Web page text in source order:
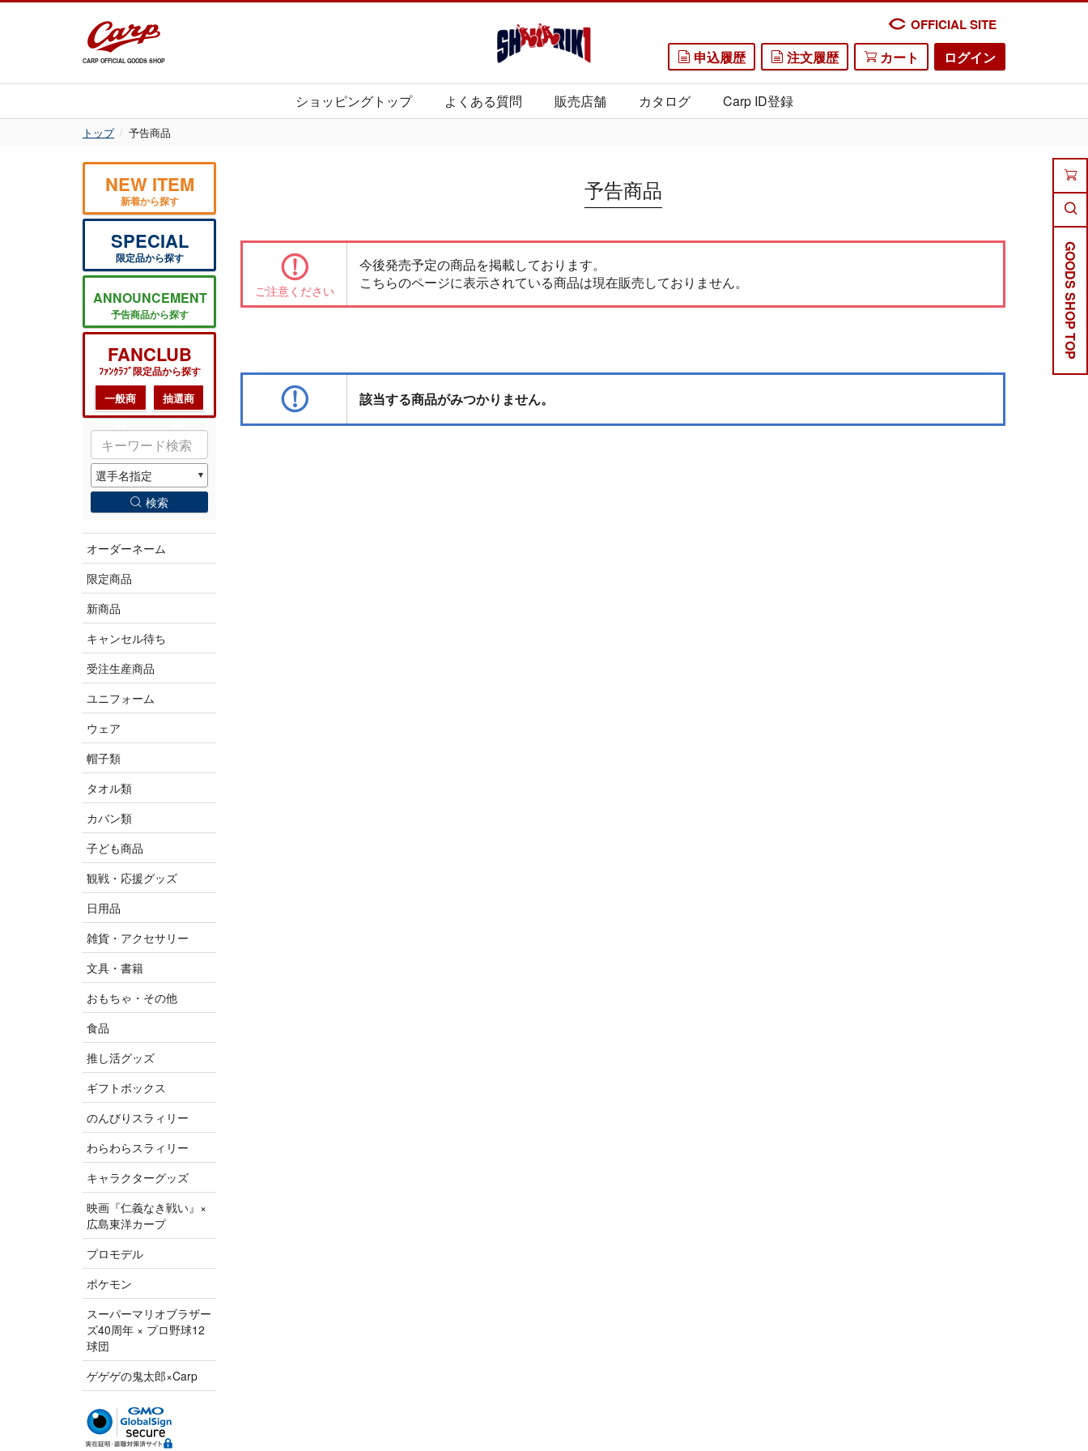
CARP OFFICIAL GOODS SHOP
OFFICIAL SITE
申込履歴 注文履歴 カート ログイン
ショッピングトップ よくある質問 販売店舗 カタログ Carp ID登録
トップ 予告商品
NEW ITEM
新着から探す
SPECIAL
限定品から探す
ANNOUNCEMENT
予告商品から探す
FANCLUB
ﾌｧﾝｸﾗﾌﾞ限定品から探す
一般商
抽選商
検索
オーダーネーム
限定商品
新商品
キャンセル待ち
受注生産商品
ユニフォーム
ウェア
帽子類
タオル類
カバン類
子ども商品
観戦・応援グッズ
日用品
雑貨・アクセサリー
文具・書籍
おもちゃ・その他
食品
推し活グッズ
ギフトボックス
のんびりスラィリー
わらわらスラィリー
キャラクターグッズ
映画『仁義なき戦い』×
広島東洋カープ
プロモデル
ポケモン
スーパーマリオブラザー
ズ40周年 × プロ野球12
球団
ゲゲゲの鬼太郎×Carp
GOODS SHOP TOP
予告商品
ご注意ください
今後発売予定の商品を掲載しております。
こちらのページに表示されている商品は現在販売しておりません。
該当する商品がみつかりません。